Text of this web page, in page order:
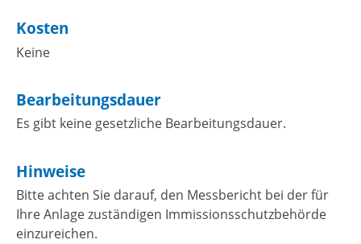
Kosten
Keine
Bearbeitungsdauer
Es gibt keine gesetzliche Bearbeitungsdauer.
Hinweise
Bitte achten Sie darauf, den Messbericht bei der für
Ihre Anlage zuständigen Immissionsschutzbehörde
einzureichen.